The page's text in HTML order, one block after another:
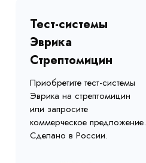
Тест-системы
Эврика
Стрептомицин
Приобретите тест-системы
Эврика на стрептомицин
или запросите
коммерческое предложение.
Сделано в России.